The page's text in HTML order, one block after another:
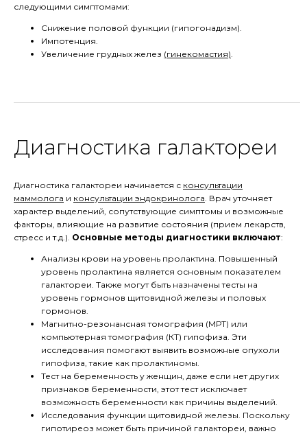
следующими симптомами:
Снижение половой функции (гипогонадизм).
Импотенция.
Увеличение грудных желез (гинекомастия).
Диагностика галактореи
Диагностика галактореи начинается с консультации
маммолога и консультации эндокринолога. Врач уточняет
характер выделений, сопутствующие симптомы и возможные
факторы, влияющие на развитие состояния (прием лекарств,
стресс и т.д.). Основные методы диагностики включают:
Анализы крови на уровень пролактина. Повышенный
уровень пролактина является основным показателем
галактореи. Также могут быть назначены тесты на
уровень гормонов щитовидной железы и половых
гормонов.
Магнитно-резонансная томография (МРТ) или
компьютерная томография (КТ) гипофиза. Эти
исследования помогают выявить возможные опухоли
гипофиза, такие как пролактиномы.
Тест на беременность у женщин, даже если нет других
признаков беременности, этот тест исключает
возможность беременности как причины выделений.
Исследования функции щитовидной железы. Поскольку
гипотиреоз может быть причиной галактореи, важно